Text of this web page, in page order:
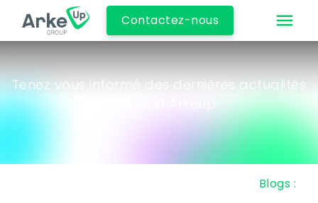
Contactez-nous
Tenez vous informé des dernières actualités
du group Arkeup
Blogs :